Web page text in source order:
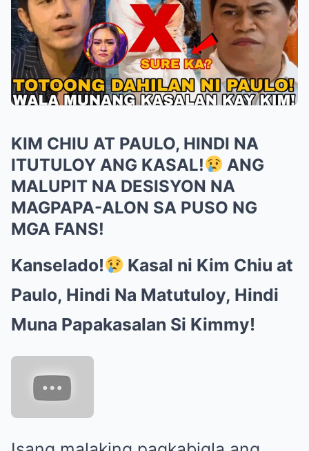
KIM CHIU AT PAULO, HINDI NA
ITUTULOY ANG KASAL!
ANG
MALUPIT NA DESISYON NA
MAGPAPA-ALON SA PUSO NG
MGA FANS!
Kanselado!
Kasal ni Kim Chiu at
Paulo, Hindi Na Matutuloy, Hindi
Muna Papakasalan Si Kimmy!